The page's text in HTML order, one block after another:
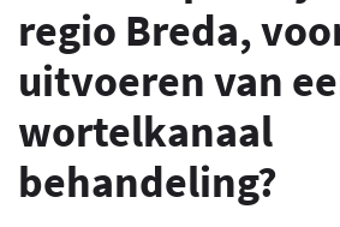
regio Breda,
uitvoeren van
wortelkanaal
behandeling?